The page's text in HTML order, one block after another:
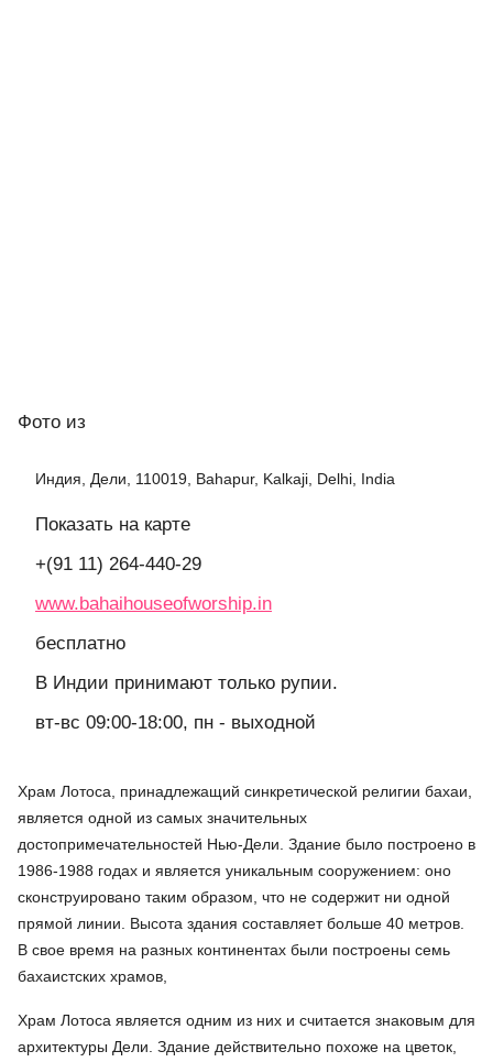
Фото из
Индия, Дели, 110019, Bahapur, Kalkaji, Delhi, India
Показать на карте
+(91 11) 264-440-29
www.bahaihouseofworship.in
бесплатно
В Индии принимают только рупии.
вт-вс 09:00-18:00, пн - выходной
Храм Лотоса, принадлежащий синкретической религии бахаи,
является одной из самых значительных
достопримечательностей Нью-Дели. Здание было построено в
1986-1988 годах и является уникальным сооружением: оно
сконструировано таким образом, что не содержит ни одной
прямой линии. Высота здания составляет больше 40 метров.
В свое время на разных континентах были построены семь
бахаистских храмов,
Храм Лотоса является одним из них и считается знаковым для
архитектуры Дели. Здание действительно похоже на цветок,